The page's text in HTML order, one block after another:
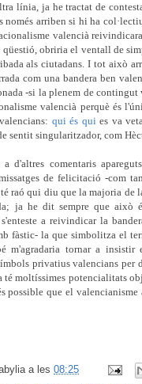
línia, ja he tractat de
només arriben si hi ha
valencià
obriria el ventall de
als ciutadans. I tot això
com una bandera ben
-si la plenem de
valencià perquè és
: qui és quies va
sentit singularitzador, com
d'altres comentaris
de felicitació -com
raó qui diu que la majoria
ja he dit sempre que
a reivindicar la
fàstic- la que simbolitza el
m'agradaria tornar a
privatius valencians per
té moltíssimes potencialitats
possible que el
a les 08:25